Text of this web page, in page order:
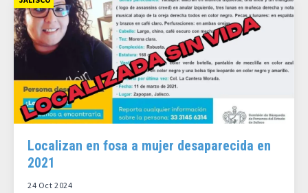
Localizan en fosa a mujer desaparecida en
2021
24 Oct 2024